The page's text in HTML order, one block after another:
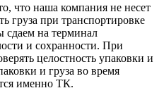
что наша компания не несет
груза при транспортировке
сдаем на терминал
и сохранности. При
целостность упаковки и
и груза во время
именно ТК.